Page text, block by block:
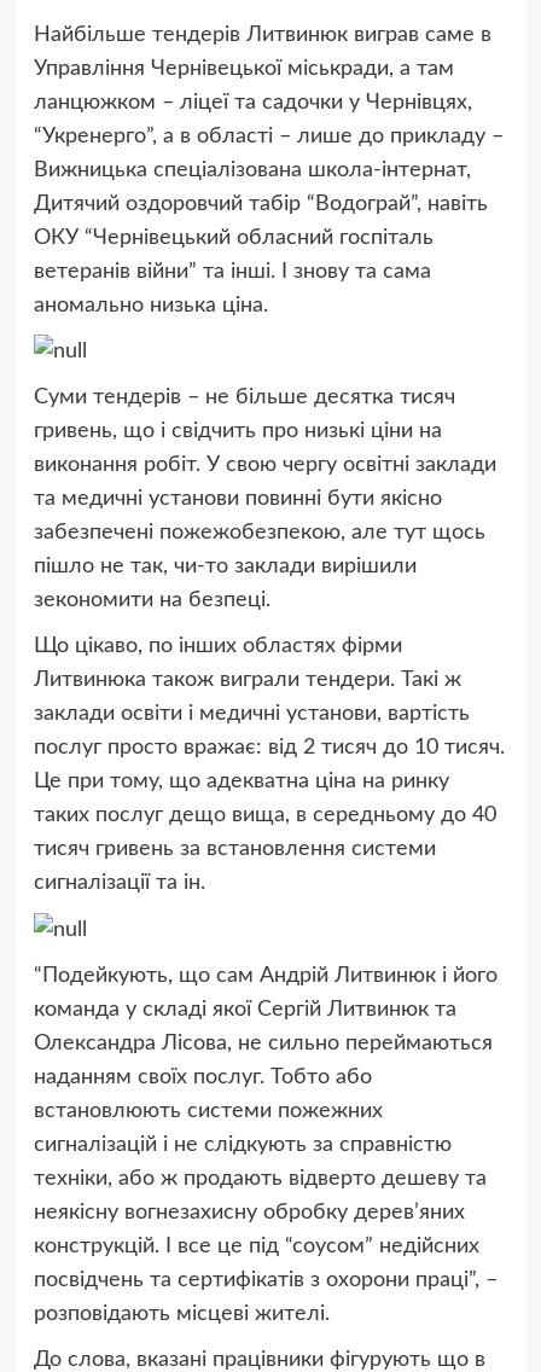
Найбільше тендерів Литвинюк виграв саме в
Управління Чернівецької міськради, а там
ланцюжком – ліцеї та садочки у Чернівцях,
“Укренерго”, а в області – лише до прикладу –
Вижницька спеціалізована школа-інтернат,
Дитячий оздоровчий табір “Водограй”, навіть
ОКУ “Чернівецький обласний госпіталь
ветеранів війни” та інші. І знову та сама
аномально низька ціна.
Суми тендерів – не більше десятка тисяч
гривень, що і свідчить про низькі ціни на
виконання робіт. У свою чергу освітні заклади
та медичні установи повинні бути якісно
забезпечені пожежобезпекою, але тут щось
пішло не так, чи-то заклади вирішили
зекономити на безпеці.
Що цікаво, по інших областях фірми
Литвинюка також виграли тендери. Такі ж
заклади освіти і медичні установи, вартість
послуг просто вражає: від 2 тисяч до 10 тисяч.
Це при тому, що адекватна ціна на ринку
таких послуг дещо вища, в середньому до 40
тисяч гривень за встановлення системи
сигналізації та ін.
“Подейкують, що сам Андрій Литвинюк і його
команда у складі якої Сергій Литвинюк та
Олександра Лісова, не сильно переймаються
наданням своїх послуг. Тобто або
встановлюють системи пожежних
сигналізацій і не слідкують за справністю
техніки, або ж продають відверто дешеву та
неякісну вогнезахисну обробку дерев’яних
конструкцій. І все це під “соусом” недійсних
посвідчень та сертифікатів з охорони праці”, –
розповідають місцеві жителі.
До слова, вказані працівники фігурують що в